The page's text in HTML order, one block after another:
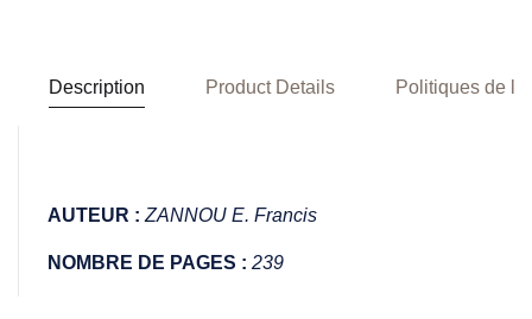
Description Product Details Politiques de la
AUTEUR : ZANNOU E. Francis
NOMBRE DE PAGES : 239